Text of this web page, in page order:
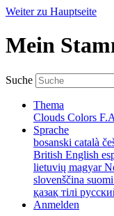
Weiter zu Hauptseite
Mein
Suche
Thema
Clouds Colors
Sprache
bosanski català
British English
lietuvių magyar
slovenščina suomi
қазақ тілі
Anmelden